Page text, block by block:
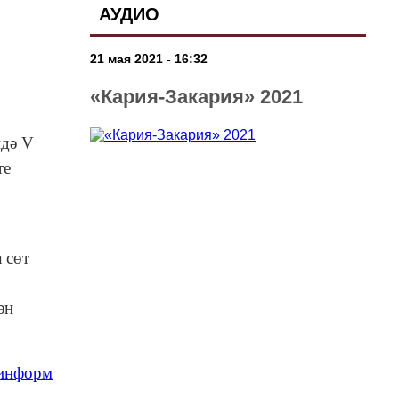
V
сөт
АУДИО
21 мая 2021 - 16:32
«Кария-Закария» 2021